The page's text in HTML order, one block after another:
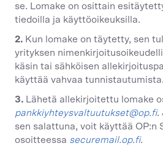
se. Lomake on osittain
tiedoilla ja käyttöoikeuksilla.
2. Kun lomake on täytetty, sen
yrityksen
käsin tai sähköisen
käyttää vahvaa tunnistautumista.
3. Lähetä allekirjoitettu lomake
pankkiyhteysvaltuutukset@op.fi.
sen salattuna, voit käyttää OP:n
osoitteessa securemail.op.fi.